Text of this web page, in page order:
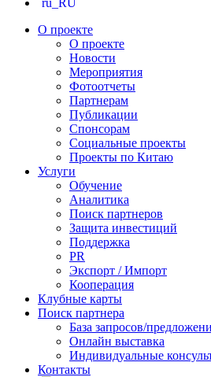
О проекте
О проекте
Новости
Мероприятия
Фотоотчеты
Партнерам
Публикации
Спонсорам
Социальные проекты
Проекты по Китаю
Услуги
Обучение
Аналитика
Поиск партнеров
Защита инвестиций
Поддержка
PR
Экспорт / Импорт
Кооперация
Клубные карты
Поиск партнера
База запросов/
Онлайн выставка
Индивидуальные
Контакты